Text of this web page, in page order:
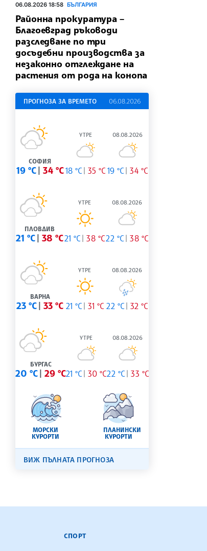
06.08.2026 18:58 БЪЛГАРИЯ
Районна прокуратура –
Благоевград ръководи
разследване по три
досъдебни производства за
незаконно отглеждане на
растения от рода на конопа
ПРОГНОЗА ЗА ВРЕМЕТО 06.08.2026
СОФИЯ
19 °C 34 °C
УТРЕ
18 °C 35 °C
08.08.2026
19 °C 34 °C
ПЛОВДИВ
21 °C 38 °C
УТРЕ
21 °C 38 °C
08.08.2026
22 °C 38 °C
ВАРНА
23 °C 33 °C
УТРЕ
21 °C 31 °C
08.08.2026
22 °C 32 °C
БУРГАС
20 °C 29 °C
УТРЕ
21 °C 30 °C
08.08.2026
22 °C 33 °C
МОРСКИ
КУРОРТИ
ПЛАНИНСКИ
КУРОРТИ
ВИЖ ПЪЛНАТА ПРОГНОЗА
СПОРТ